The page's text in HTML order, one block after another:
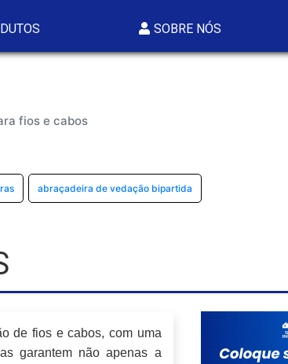
SOBRE NÓS
fios e cabos
abraçadeira de vedação bipartida
de fios e cabos, com uma
garantem não apenas a